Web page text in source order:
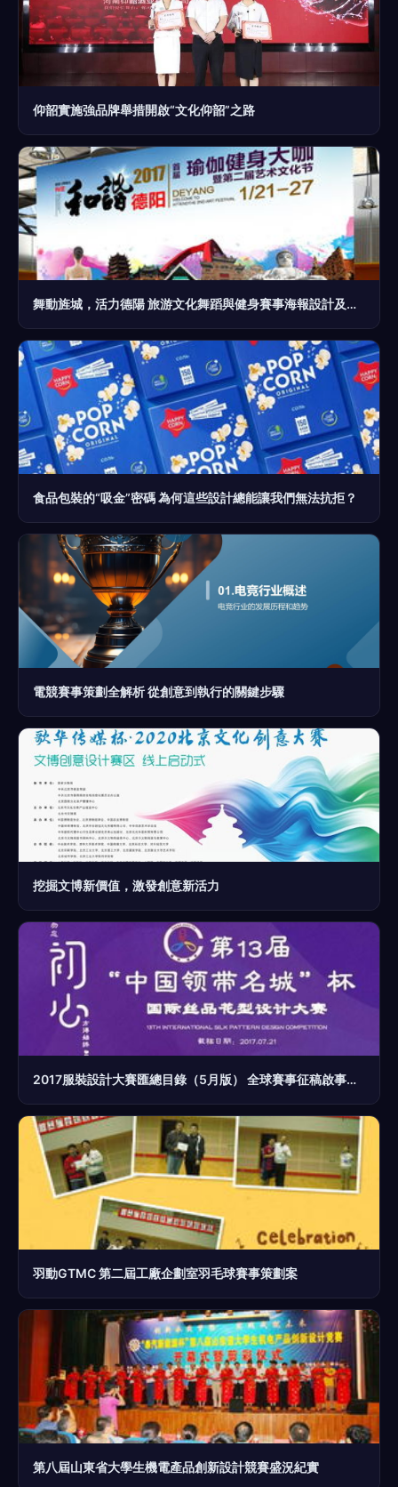
仰韶實施強品牌舉措開啟“文化仰韶”之路
舞動旌城，活力德陽 旅游文化舞蹈與健身賽事海報設計及策劃指南
食品包裝的“吸金”密碼 為何這些設計總能讓我們無法抗拒？
電競賽事策劃全解析 從創意到執行的關鍵步驟
挖掘文博新價值，激發創意新活力
2017服裝設計大賽匯總目錄（5月版） 全球賽事征稿啟事與策劃指南
羽動GTMC 第二屆工廠企劃室羽毛球賽事策劃案
第八屆山東省大學生機電產品創新設計競賽盛況紀實